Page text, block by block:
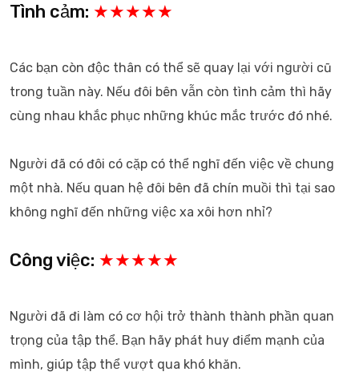
Tình cảm: ★★★★★
Các bạn còn độc thân có thể sẽ quay lại với người cũ
trong tuần này. Nếu đôi bên vẫn còn tình cảm thì hãy
cùng nhau khắc phục những khúc mắc trước đó nhé.
Người đã có đôi có cặp có thể nghĩ đến việc về chung
một nhà. Nếu quan hệ đôi bên đã chín muồi thì tại sao
không nghĩ đến những việc xa xôi hơn nhỉ?
Công việc: ★★★★★
Người đã đi làm có cơ hội trở thành thành phần quan
trọng của tập thể. Bạn hãy phát huy điểm mạnh của
mình, giúp tập thể vượt qua khó khăn.